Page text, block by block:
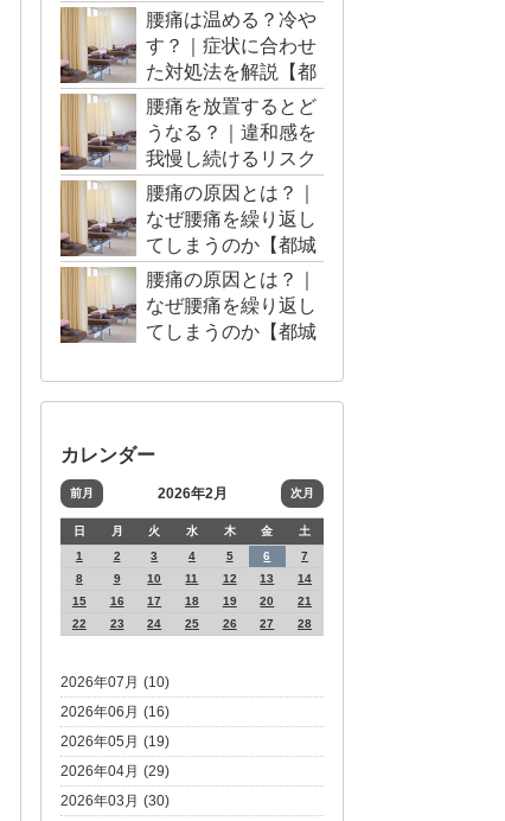
イント【都城市・三
股町】
腰痛は温める？冷や
す？｜症状に合わせ
た対処法を解説【都
城市・三股町
腰痛を放置するとど
うなる？｜違和感を
我慢し続けるリスク
【都城市・三股町】
腰痛の原因とは？｜
なぜ腰痛を繰り返し
てしまうのか【都城
市・三股町】
腰痛の原因とは？｜
なぜ腰痛を繰り返し
てしまうのか【都城
カレンダー
前月 2026年2月 次月
日 月 火 水 木 金
土
1
2 3 4 5 6
7
8
9 10 11 12 13
14
15
16 17 18 19 20
21
22
23 24 25 26 27 28
2026年07月 (10)
2026年06月 (16)
2026年05月 (19)
2026年04月 (29)
2026年03月 (30)